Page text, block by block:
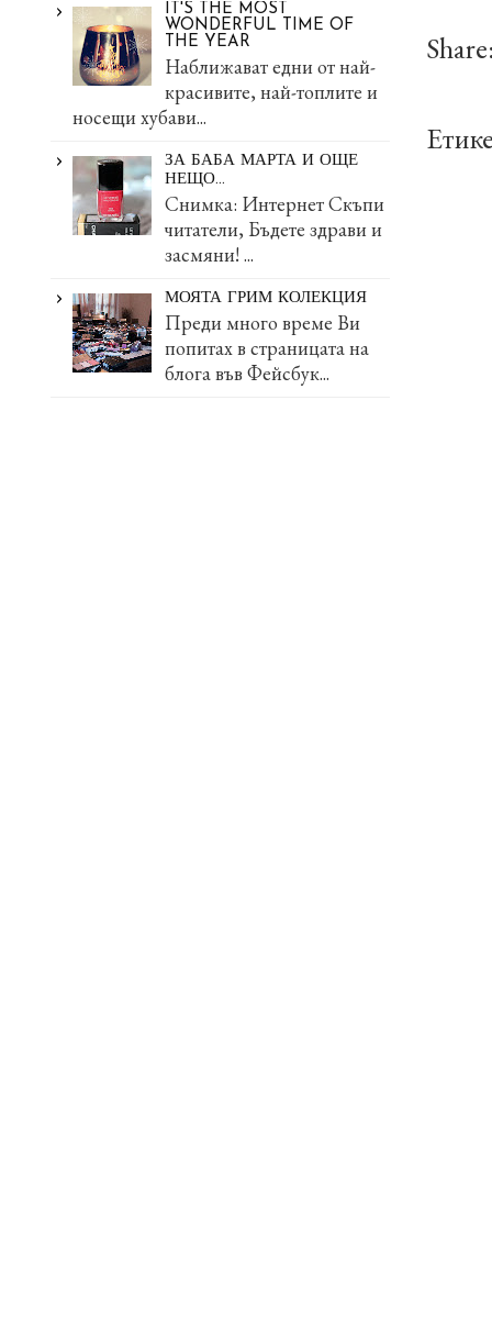
IT'S THE MOST
WONDERFUL TIME OF
THE YEAR
Наближават едни от най-
красивите, най-топлите и
носещи хубави...
ЗА БАБА МАРТА И ОЩЕ
НЕЩО...
Снимка: Интернет Скъпи
читатели, Бъдете здрави и
засмяни! ...
МОЯТА ГРИМ КОЛЕКЦИЯ
Преди много време Ви
попитах в страницата на
блога във Фейсбук...